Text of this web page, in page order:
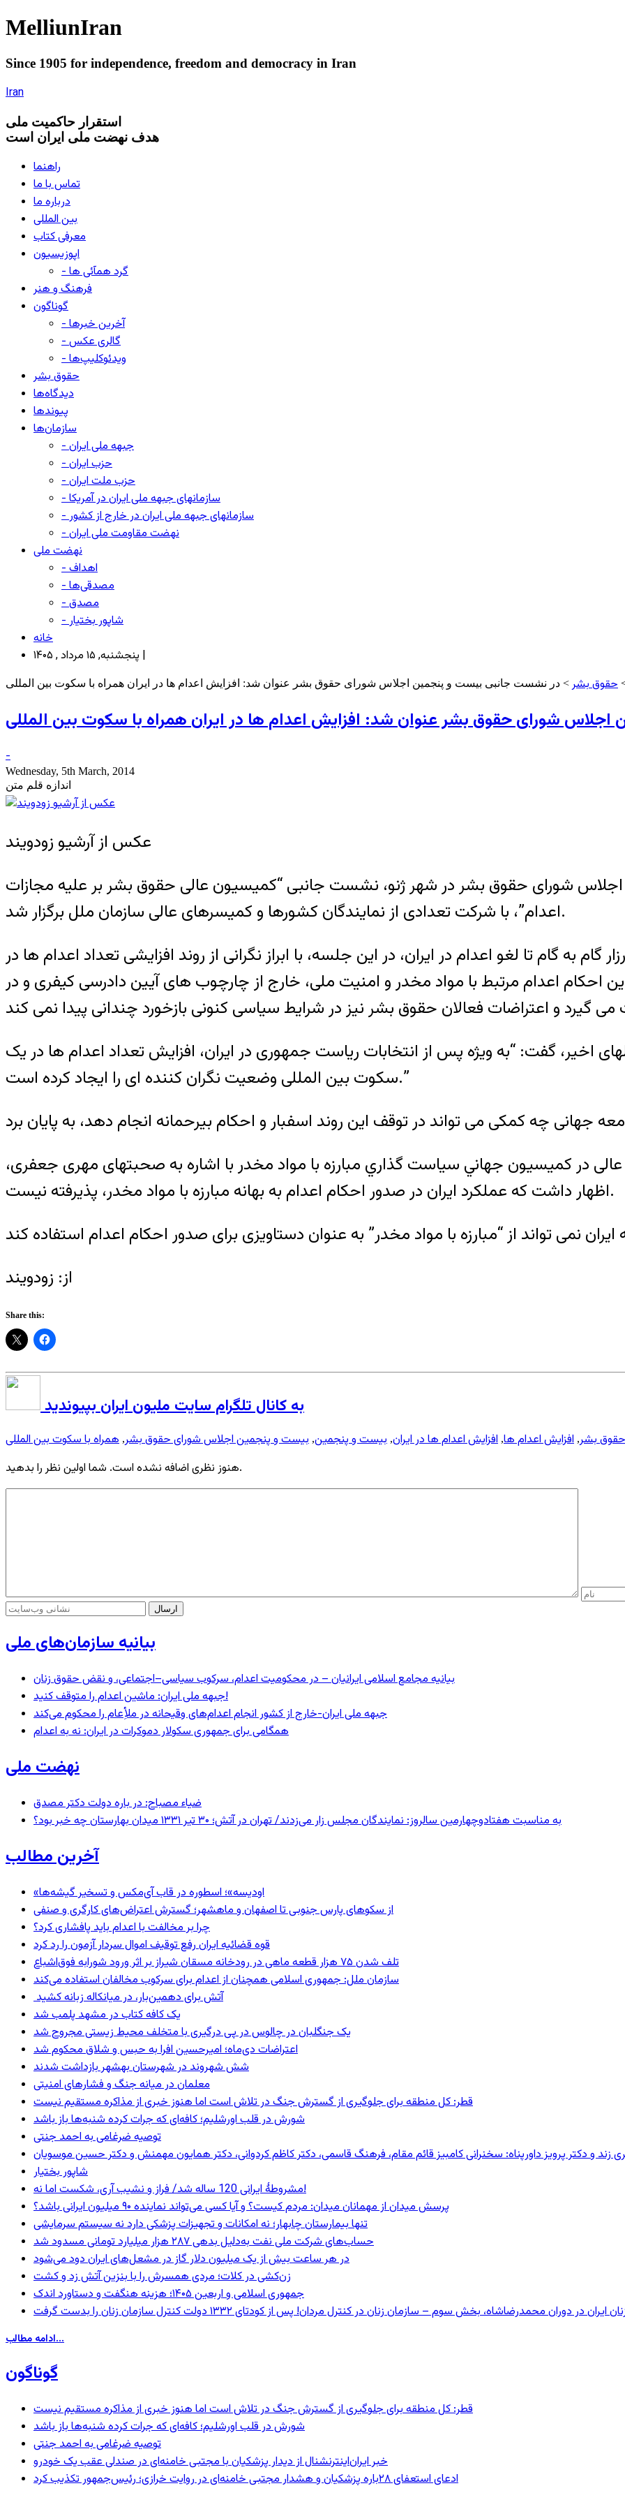
MelliunIran
Since 1905 for independence, freedom and democracy in Iran
Iran
استقرار حاکميت ملی
هدف نهضت ملی ایران است
راهنما
تماس با ما
درباره ما
بین المللی
معرفی کتاب
اپوزیسیون
- گرد همآئی ها
فرهنگ و هنر
گوناگون
- آخرین خبرها
- گالری عکس
- ویدئوکلیپ‌ها
حقوق بشر
دیدگاه‌ها
پیوندها
سازمان‌ها
- جبهه ملی ایران
- حزب ایران
- حزب ملت ایران
- سازمانهای جبهه ملی ایران در آمریکا
- سازمانهای جبهه ملی ایران در خارج از کشور
- نهضت مقاومت ملی ایران
نهضت ملی
- اهداف
- مصدقی‌ها
- مصدق
- شاپور بختیار
خانه
پنجشنبه, ۱۵ مرداد , ۱۴۰۵ |
حقوق بشر > در نشست جانبی بیست و پنجمین اجلاس شورای حقوق بشر عنوان شد: افزایش اعدام ها در ایران همراه با سکوت بین المللی
شورای حقوق بشر عنوان شد: افزایش اعدام ها در ایران همراه با سکوت بین المللی
-
Wednesday, 5th March, 2014
اندازه قلم متن
عکس از آرشیو زودویند
اجلاس شورای حقوق بشر در شهر ژنو، نشست جانبی “کمیسیون عالی حقوق بشر بر علیه مجازات
اعدام”، با شرکت تعدادی از نمایندگان کشورها و کمیسرهای عالی سازمان ملل برگزار شد.
به گام تا لغو اعدام در ایران، در این جلسه، با ابراز نگرانی از روند افزایشی تعداد اعدام ها در
احکام اعدام مرتبط با مواد مخدر و امنیت ملی، خارج از چارچوب های آیین دادرسی کیفری و در
اخیر، گفت: “به ویژه پس از انتخابات ریاست جمهوری در ایران، افزایش تعداد اعدام ها در یک
سکوت بین المللی وضعیت نگران کننده ای را ایجاد کرده است.”
در کميسيون جهاني سياست گذاري مبارزه با مواد مخدر با اشاره به صحبتهای مهری جعفری،
اظهار داشت که عملکرد ایران در صدور احکام اعدام به بهانه مبارزه با مواد مخدر، پذیرفته نیست.
از: زودویند
Share this:
به کانال تلگرام سایت ملیون ایران بپیوندید
بشر, افزایش اعدام ها, افزایش اعدام ها در ایران, بیست و پنجمین, بیست و پنجمین اجلاس شورای حقوق بشر, همراه با سکوت بین المللی
هنوز نظری اضافه نشده است. شما اولین نظر را بدهید.
بیانیه سازمان‌های ملی
بیانیه مجامع اسلامی ایرانیان – در محکومیت اعدام، سرکوب سیاسی–اجتماعی، و نقض حقوق زنان
جبهه ملی ایران: ماشین اعدام را متوقف کنید!
جبهه ملی ایران-خارج از کشور انجام اعدام‌های وقیحانه در ملأِعام را محکوم می‌کند
همگامی برای جمهوری سکولار دموکرات در ایران: نه به اعدام
نهضت ملی
ضیاء مصباح: در باره دولت دکتر مصدق
به مناسبت هفتادوچهارمین سالروز: نمایندگان مجلس زار می‌زدند/ تهران در آتش؛ ۳۰ تیر ۱۳۳۱ میدان بهارستان چه خبر بود؟
آخرین مطالب
«اودیسه»؛ اسطوره در قاب آی‌مکس و تسخیر گیشه‌ها
از سکوهای پارس جنوبی تا اصفهان و ماهشهر؛ گسترش اعتراض‌های کارگری و صنفی
چرا بر مخالفت با اعدام باید پافشاری کرد؟
قوه قضائیه ایران رفع توقیف اموال سردار آزمون را رد کرد
تلف شدن ۷۵ هزار قطعه ماهی در رودخانه مسقان شیراز بر اثر ورود شورابه فوق‌اشباع
سازمان ملل: جمهوری اسلامی همچنان از اعدام برای سرکوب مخالفان استفاده می‌کند
آتش برای دهمین‌بار، در میانکاله زبانه کشید
یک کافه کتاب در مشهد پلمب شد
یک جنگلبان در چالوس در پی درگیری با متخلف محیط زیستی مجروح شد
اعتراضات دی‌ماه؛ امیرحسین افرا به حبس و شلاق محکوم شد
شش شهروند در شهرستان بهشهر بازداشت شدند
معلمان در میانه جنگ و فشارهای امنیتی
قطر: کل منطقه برای جلوگیری از گسترش جنگ در تلاش است اما هنوز خبری از مذاکره مستقیم نیست
شورش در قلب اورشلیم؛ کافه‌ای که جرات کرده شنبه‌ها باز باشد
توصیه ضرغامی به احمد جنتی
زند و دکتر پرویز داورپناه: سخنرانی کامبیز قائم مقام، فرهنگ قاسمی، دکتر کاظم کردوانی، دکتر همایون مهمنش و دکتر حسین موسویان
شاپور بختیار
مشروطۀ ایرانی 120 ساله شد/ فراز و نشیب آری، شکست اما نه!
پرسش میدان از مهمانان میدان: مردم کیست؟ و آیا کسی می‌تواند نماینده ۹۰ میلیون ایرانی باشد؟
تنها بیمارستان چابهار؛ نه امکانات و تجهیزات پزشکی دارد نه سیستم سرمایشی
حساب‌های شرکت ملی نفت به‌دلیل بدهی ۲۸۷ هزار میلیارد تومانی مسدود شد
در هر ساعت بیش از یک میلیون دلار گاز در مشعل‌های ایران دود می‌شود
زن‌کشی در کلات؛ مردی همسرش را با بنزین آتش زد و کشت
جمهوری اسلامی و اربعین ۱۴۰۵؛ هزینه هنگفت و دستاورد اندک
ادامه مطالب...
گوناگون
قطر: کل منطقه برای جلوگیری از گسترش جنگ در تلاش است اما هنوز خبری از مذاکره مستقیم نیست
شورش در قلب اورشلیم؛ کافه‌ای که جرات کرده شنبه‌ها باز باشد
توصیه ضرغامی به احمد جنتی
خبر ایران‌اینترنشنال از دیدار پزشکیان با مجتبی خامنه‌ای در صندلی عقب یک خودرو
ادعای استعفای ۲۸باره پزشکیان و هشدار مجتبی خامنه‌ای در روایت خرازی؛ رئیس‌جمهور تکذیب کرد